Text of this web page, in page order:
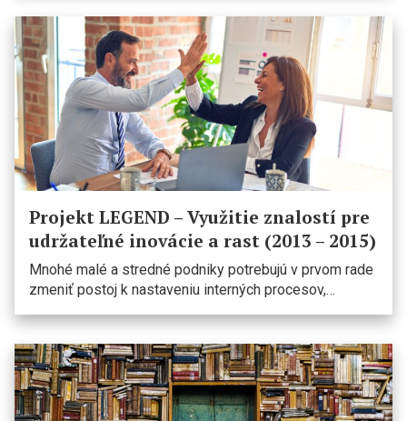
Projekt LEGEND – Využitie znalostí pre
udržateľné inovácie a rast (2013 – 2015)
Mnohé malé a stredné podniky potrebujú v prvom rade
zmeniť postoj k nastaveniu interných procesov,…